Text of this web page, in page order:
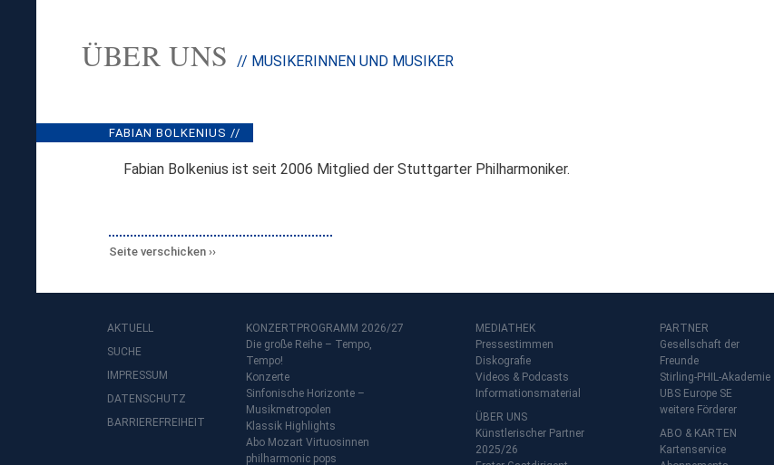
ÜBER UNS // MUSIKERINNEN UND MUSIKERFABIAN
FABIAN BOLKENIUS //
Fabian Bolkenius ist seit 2006 Mitglied der Stuttgarter Philharmoniker.
Seite verschicken
AKTUELL
SUCHE
IMPRESSUM
DATENSCHUTZ
BARRIEREFREIHEIT
KONZERTPROGRAMM 2026/27
Die große Reihe – Tempo,
Tempo!
Konzerte
Sinfonische Horizonte –
Musikmetropolen
Klassik Highlights
Abo Mozart Virtuosinnen
philharmonic pops
MEDIATHEK
Pressestimmen
Diskografie
Videos & Podcasts
Informationsmaterial
ÜBER UNS
Künstlerischer Partner
2025/26
PARTNER
Gesellschaft der
Freunde
Stirling-PHIL-Akademie
UBS Europe SE
weitere Förderer
ABO & KARTEN
Kartenservice